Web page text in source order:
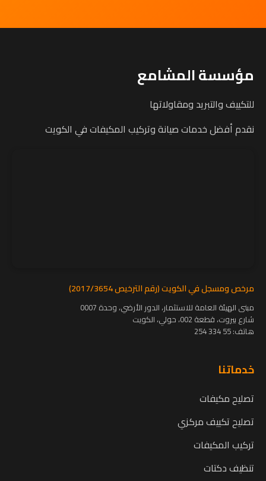
مؤسسة المشامع
للتكييف والتبريد ومقاولاتها
نقدم أفضل خدمات صيانة وتركيب المكيفات في الكويت
مرخص ومسجل في الكويت (رقم الترخيص 2017/3654)
مبنى الهيئة العامة للاستثمار، الدور الأرضي، وحدة 0007
شارع بيروت، قطعة 002، حولي، الكويت
هاتف:55 334 254
خدماتنا
تصليح مكيفات
تصليح تكييف مركزي
تركيب المكيفات
تنظيف دكتات